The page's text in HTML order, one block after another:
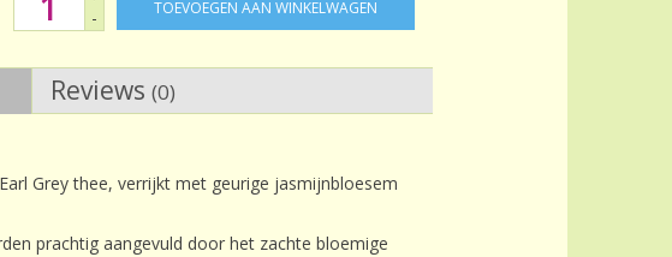
-
TOEVOEGEN AAN WINKELWAGEN
Reviews (0)
Grey thee, verrijkt met geurige jasmijnbloesem
prachtig aangevuld door het zachte bloemige